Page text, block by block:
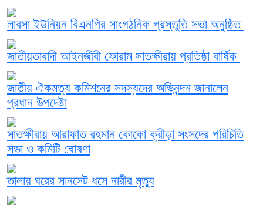
লাবসা ইউনিয়ন বিএনপির সাংগঠনিক প্রস্তুতি সভা অনুষ্ঠিত
জাতীয়তাবাদী আইনজীবী ফোরাম সাতক্ষীরায় প্রতিষ্ঠা বার্ষিক
জাতীয় ঐকমত্য কমিশনের সদস্যদের অভিনন্দন জানালেন
প্রধান উপদেষ্টা
সাতক্ষীরায় আরাফাত রহমান কোকো ক্রীড়া সংসদের পরিচিতি
সভা ও কমিটি ঘোষণা
তালায় ঘরের সানসেট ধসে নারীর মৃত্যু